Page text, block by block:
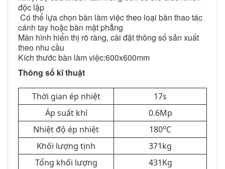
độc lập
Có thể lựa chọn bàn làm việc theo loại bàn thao tác
cánh tay hoặc bàn mặt phẳng
Màn hình hiển thị rõ ràng, cài đặt thông số sản xuất
theo nhu cầu
Kích thước bàn làm việc:600x600mm
Thông số kĩ thuật
Thời gian ép nhiệt
17s
Áp suất khí
0.6Mp
Nhiệt độ ép nhiệt
180oC
Khối lượng tịnh
371kg
Tổng khối lượng
431Kg